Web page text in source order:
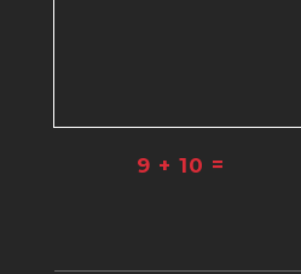
9 + 10 =